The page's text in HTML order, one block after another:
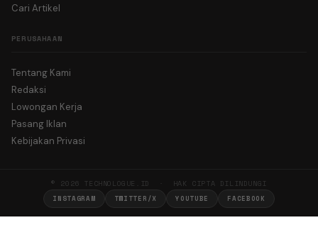
Cari Artikel
PERUSAHAAN
Tentang Kami
Redaksi
Lowongan Kerja
Pasang Iklan
Kebijakan Privasi
© 2026 TECHNOLOGUE.ID · HAK CIPTA DILINDUNGI
INSTAGRAM TWITTER/X YOUTUBE FACEBOOK